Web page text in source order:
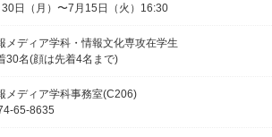
30日（月）〜7月15日（火）16:30
メディア学科・情報文化専攻在学生
30名(顔は先着4名まで)
メディア学科事務室(C206)
65-8635